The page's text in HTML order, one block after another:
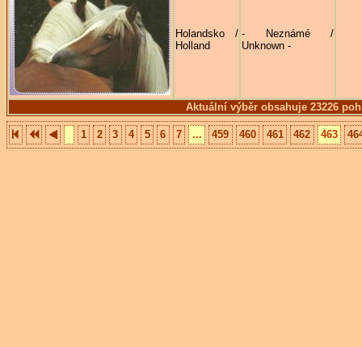
Aktuální výběr obsahuje 23226
Holandsko /
Holland
- Neznámé /
Unknown -
1 2 3 4 5 6 7 ... 459 460 461 462 463